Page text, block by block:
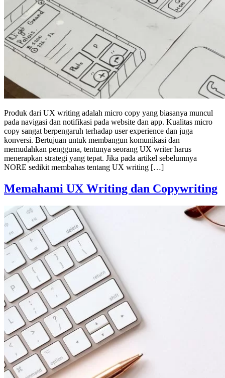
Produk dari UX writing adalah micro copy yang biasanya muncul
pada navigasi dan notifikasi pada website dan app. Kualitas micro
copy sangat berpengaruh terhadap user experience dan juga
konversi. Bertujuan untuk membangun komunikasi dan
memudahkan pengguna, tentunya seorang UX writer harus
menerapkan strategi yang tepat. Jika pada artikel sebelumnya
NORE sedikit membahas tentang UX writing […]
Memahami UX Writing dan Copywriting